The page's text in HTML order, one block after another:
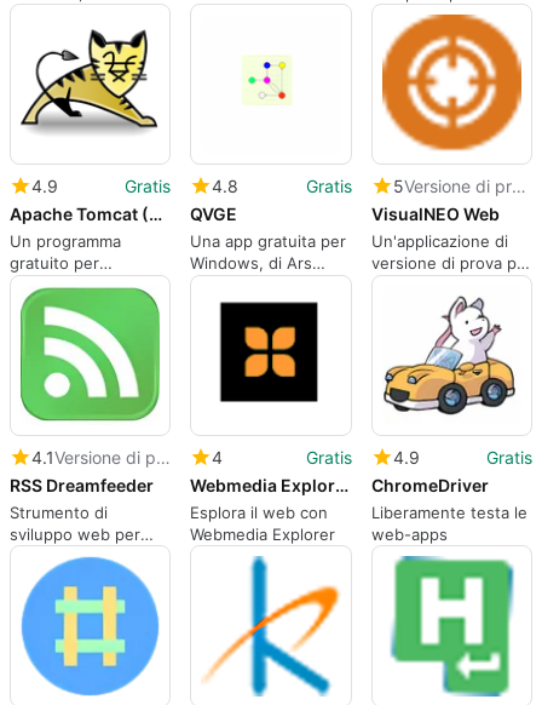
Software.
Sviluppo Web
4.9
Gratis
Apache Tomcat (64 bit)
Un programma
gratuito per
Windows, da The
Apache Software
Foundation.
4.8
Gratis
QVGE
Una app gratuita per
Windows, di Ars
Masiuk.
5
Versione di prova
VisualNEO Web
Un'applicazione di
versione di prova per
Windows, di sinlios-
soluciones-digitales.
4.1
Versione di prova
RSS Dreamfeeder
Strumento di
sviluppo web per
feed RSS
4
Gratis
Webmedia Explorer
Esplora il web con
Webmedia Explorer
4.9
Gratis
ChromeDriver
Liberamente testa le
web-apps